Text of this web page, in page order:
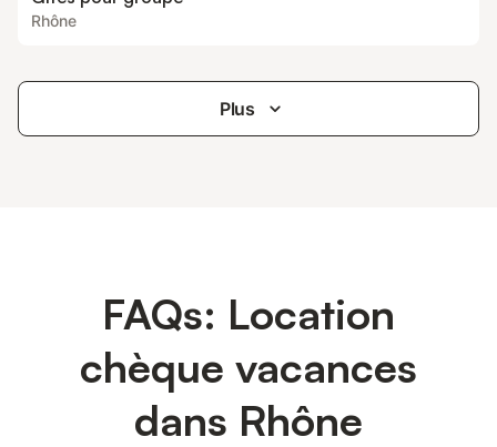
Rhône
Plus
FAQs: Location
chèque vacances
dans Rhône